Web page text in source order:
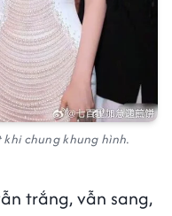
khi chung khung hình.
trắng, vẫn sang,